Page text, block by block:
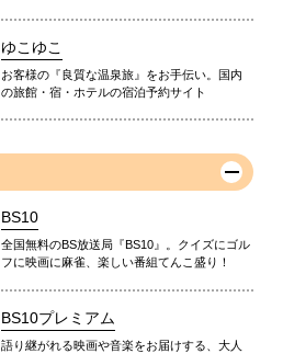
ゆこゆこ
お客様の『良質な温泉旅』をお手伝い。国内
の旅館・宿・ホテルの宿泊予約サイト
BS10
全国無料のBS放送局『BS10』。クイズにゴル
フに映画に麻雀、楽しい番組てんこ盛り！
BS10プレミアム
語り継がれる映画や音楽をお届けする、大人